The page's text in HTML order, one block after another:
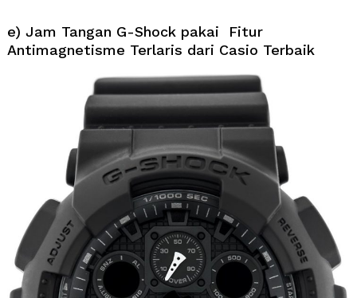
e) Jam Tangan G-Shock pakai Fitur
Antimagnetisme Terlaris dari Casio Terbaik